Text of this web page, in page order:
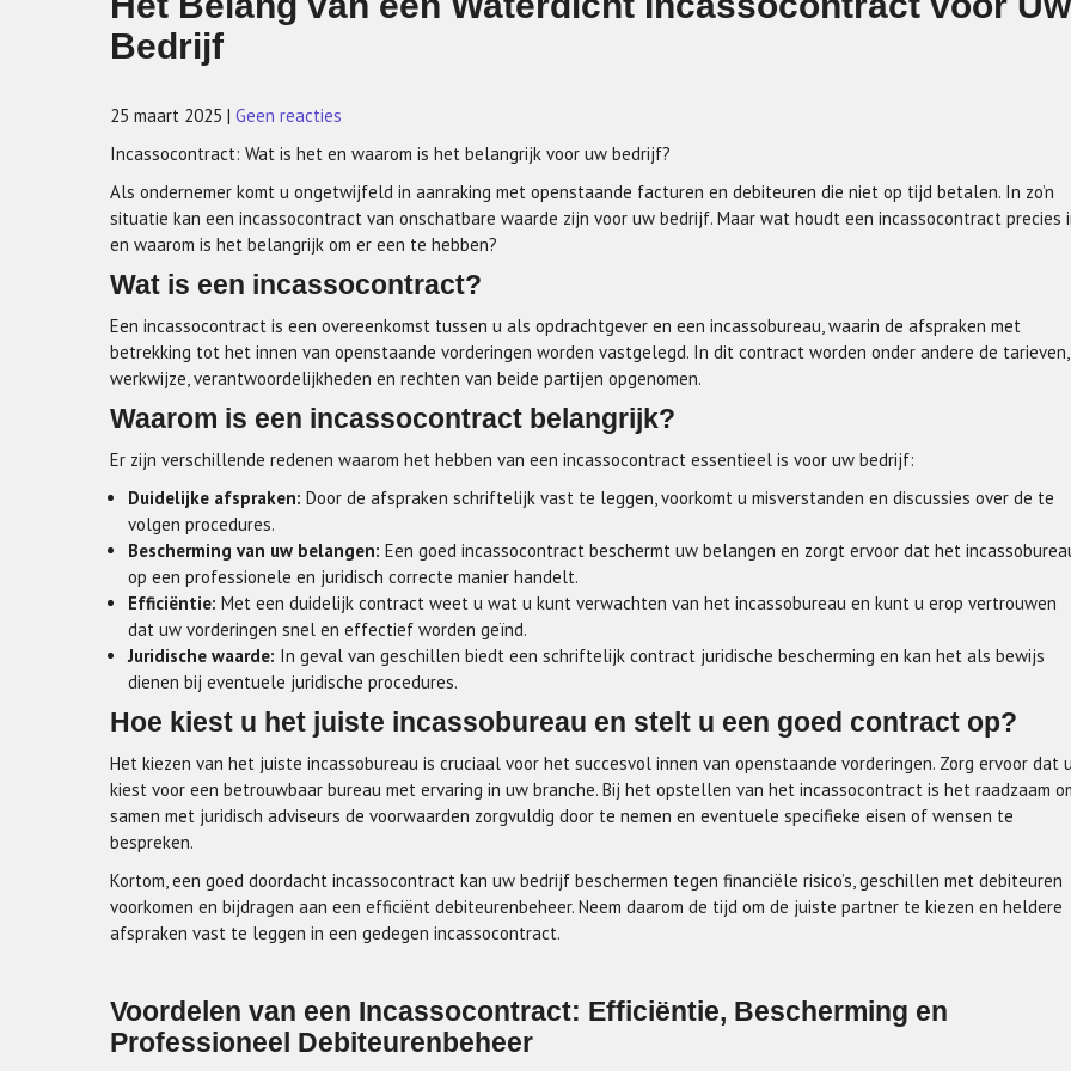
Bedrijf
25 maart 2025 | Geen reacties
Incassocontract: Wat is het en waarom is het belangrijk voor uw bedrijf?
Als ondernemer komt u ongetwijfeld in aanraking met openstaande facturen en debiteuren die niet op tijd betalen. In zo’n
situatie kan een incassocontract van onschatbare waarde zijn voor uw bedrijf. Maar wat houdt een incassocontract precies
en waarom is het belangrijk om er een te hebben?
Wat is een incassocontract?
Een incassocontract is een overeenkomst tussen u als opdrachtgever en een incassobureau, waarin de afspraken met
betrekking tot het innen van openstaande vorderingen worden vastgelegd. In dit contract worden onder andere de tarieven,
werkwijze, verantwoordelijkheden en rechten van beide partijen opgenomen.
Waarom is een incassocontract belangrijk?
Er zijn verschillende redenen waarom het hebben van een incassocontract essentieel is voor uw bedrijf:
Duidelijke afspraken: Door de afspraken schriftelijk vast te leggen, voorkomt u misverstanden en discussies over de te
volgen procedures.
Bescherming van uw belangen: Een goed incassocontract beschermt uw belangen en zorgt ervoor dat het
op een professionele en juridisch correcte manier handelt.
Efficiëntie: Met een duidelijk contract weet u wat u kunt verwachten van het incassobureau en kunt u erop vertrouwen
dat uw vorderingen snel en effectief worden geïnd.
Juridische waarde: In geval van geschillen biedt een schriftelijk contract juridische bescherming en kan het als bewijs
dienen bij eventuele juridische procedures.
Hoe kiest u het juiste incassobureau en stelt u een goed contract op?
Het kiezen van het juiste incassobureau is cruciaal voor het succesvol innen van openstaande vorderingen. Zorg ervoor dat
kiest voor een betrouwbaar bureau met ervaring in uw branche. Bij het opstellen van het incassocontract is het raadzaam
samen met juridisch adviseurs de voorwaarden zorgvuldig door te nemen en eventuele specifieke eisen of wensen te
bespreken.
Kortom, een goed doordacht incassocontract kan uw bedrijf beschermen tegen financiële risico’s, geschillen met debiteuren
voorkomen en bijdragen aan een efficiënt debiteurenbeheer. Neem daarom de tijd om de juiste partner te kiezen en heldere
afspraken vast te leggen in een gedegen incassocontract.
Voordelen van een Incassocontract: Efficiëntie, Bescherming en
Professioneel Debiteurenbeheer